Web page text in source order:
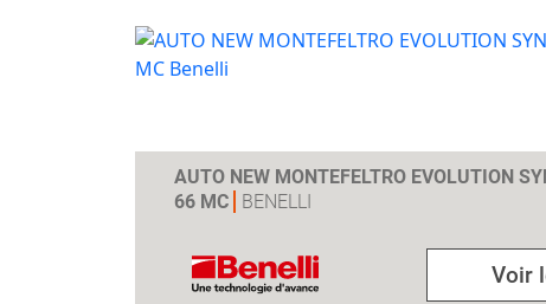
AUTO NEW MONTEFELTRO EVOLUTION
66 MC
BENELLI
Voir